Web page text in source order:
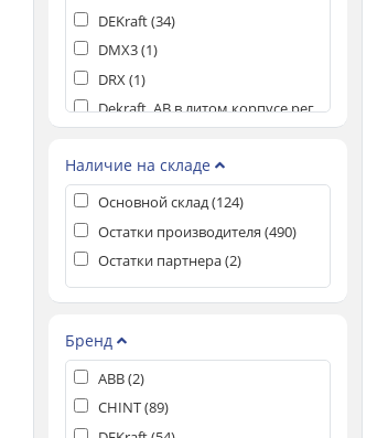
DEKraft (34)
DMX3 (1)
DRX (1)
Dekraft. АВ в литом корпусе рег.
ТМ расцепитель (18)
Dekraft. Контакторы (
EKF (26)
NB8-125R Аксессуары (1)
OptiDin BM125 (
OptiMat D (1)
OptiMat E (
OptiMat E100, OptiMat E250 (
Наличие на складе
Основной склад (124)
Остатки производителя (490)
Остатки партнера (2)
Бренд
ABB (2)
CHINT (89)